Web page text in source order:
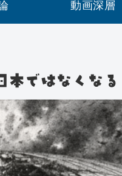
動画深層
本ではなくなる